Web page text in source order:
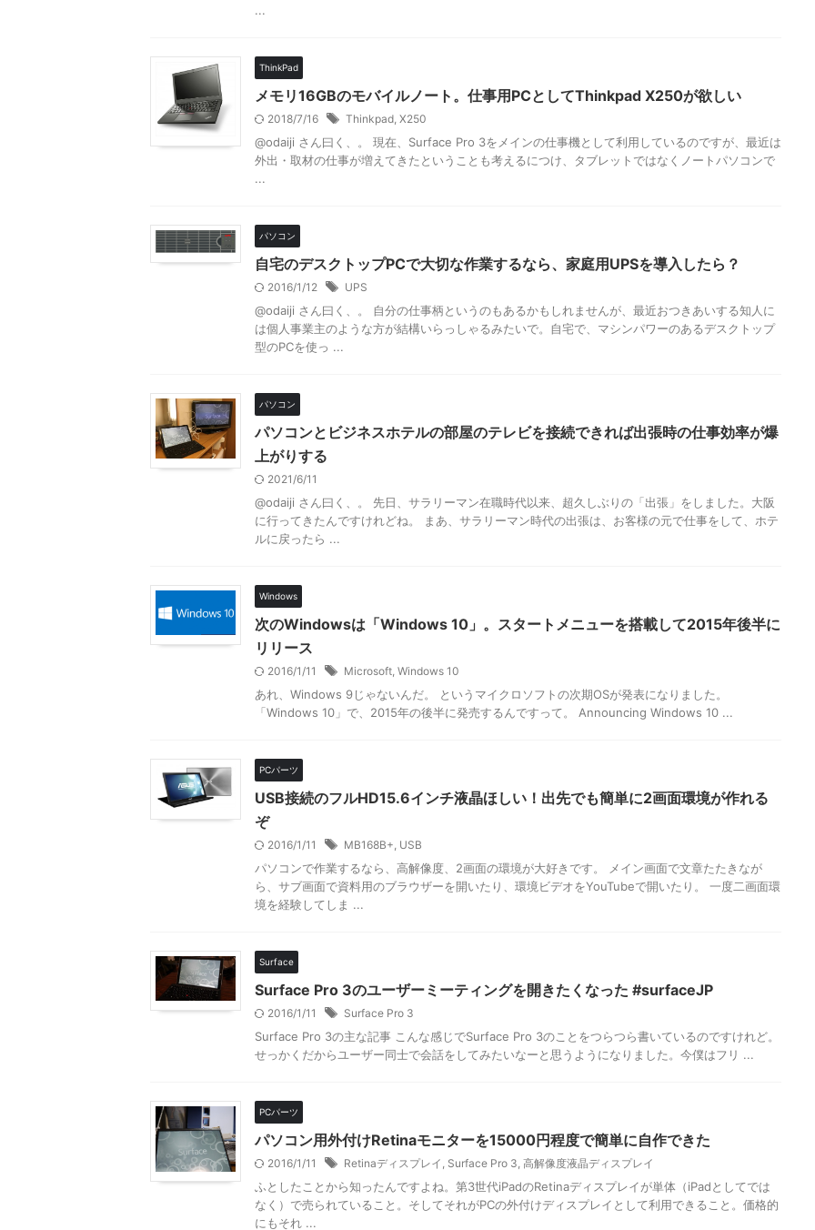
...
ThinkPad
メモリ16GBのモバイルノート。仕事用PCとしてThinkpad X250が欲しい
2018/7/16 Thinkpad, X250
@odaiji さん曰く、。 現在、Surface Pro 3をメインの仕事機として利用しているのですが、最近は
外出・取材の仕事が増えてきたということも考えるにつけ、タブレットではなくノートパソコンで
...
パソコン
自宅のデスクトップPCで大切な作業するなら、家庭用UPSを導入したら？
2016/1/12 UPS
@odaiji さん曰く、。 自分の仕事柄というのもあるかもしれませんが、最近おつきあいする知人に
は個人事業主のような方が結構いらっしゃるみたいで。自宅で、マシンパワーのあるデスクトップ
型のPCを使っ ...
パソコン
パソコンとビジネスホテルの部屋のテレビを接続できれば出張時の仕事効率が爆
上がりする
2021/6/11
@odaiji さん曰く、。 先日、サラリーマン在職時代以来、超久しぶりの「出張」をしました。大阪
に行ってきたんですけれどね。 まあ、サラリーマン時代の出張は、お客様の元で仕事をして、ホテ
ルに戻ったら ...
Windows
次のWindowsは「Windows 10」。スタートメニューを搭載して2015年後半に
リリース
2016/1/11 Microsoft, Windows 10
あれ、Windows 9じゃないんだ。 というマイクロソフトの次期OSが発表になりました。
「Windows 10」で、2015年の後半に発売するんですって。 Announcing Windows 10 ...
PCパーツ
USB接続のフルHD15.6インチ液晶ほしい！出先でも簡単に2画面環境が作れる
ぞ
2016/1/11 MB168B+, USB
パソコンで作業するなら、高解像度、2画面の環境が大好きです。 メイン画面で文章たたきなが
ら、サブ画面で資料用のブラウザーを開いたり、環境ビデオをYouTubeで開いたり。 一度二画面環
境を経験してしま ...
Surface
Surface Pro 3のユーザーミーティングを開きたくなった #surfaceJP
2016/1/11 Surface Pro 3
Surface Pro 3の主な記事 こんな感じでSurface Pro 3のことをつらつら書いているのですけれど。
せっかくだからユーザー同士で会話をしてみたいなーと思うようになりました。今僕はフリ ...
PCパーツ
パソコン用外付けRetinaモニターを15000円程度で簡単に自作できた
2016/1/11 Retinaディスプレイ , Surface Pro 3, 高解像度液晶ディスプレイ
ふとしたことから知ったんですよね。第3世代iPadのRetinaディスプレイが単体（iPadとしてでは
なく）で売られていること。そしてそれがPCの外付けディスプレイとして利用できること。価格的
にもそれ ...